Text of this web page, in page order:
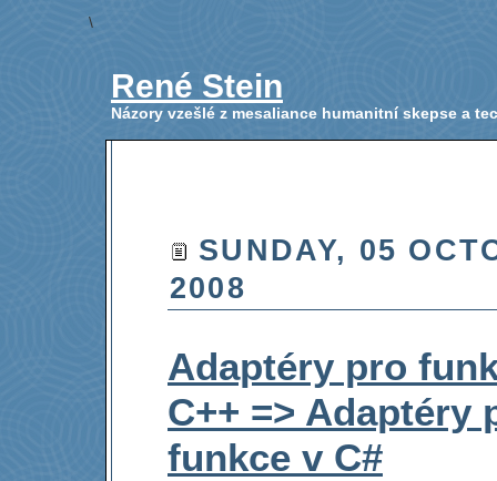
\
René Stein
Názory vzešlé z mesaliance humanitní skepse a
SUNDAY, 05
2008
Adaptéry pro
C++ => Adaptéry
funkce v C#